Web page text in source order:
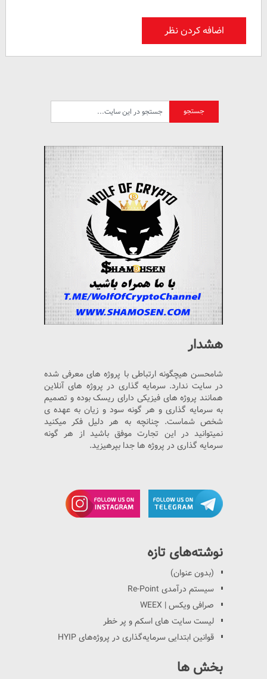
هشدار
شامحسن هیچگونه ارتباطی با پروژه های معرفی شده
در سایت ندارد. سرمایه گذاری در پروژه های آنلاین
همانند پروژه های فیزیکی دارای ریسک بوده و تصمیم
به سرمایه گذاری و هر گونه سود و زیان به عهده ی
شخص شماست. چنانچه به هر دلیل فکر میکنید
نمیتوانید در این تجارت موفق باشید از هر گونه
سرمایه گذاری در پروژه ها جدا بپرهیزید.
نوشته‌های تازه
(بدون عنوان)
سیستم درآمدی Re-Point
صرافی ویکس | WEEX
لیست سایت های اسکم و پر خطر
قوانین ابتدایی سرمایه‌گذاری در پروژه‌های HYIP
بخش ها